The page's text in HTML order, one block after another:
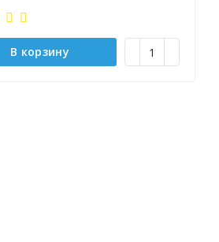
В корзину